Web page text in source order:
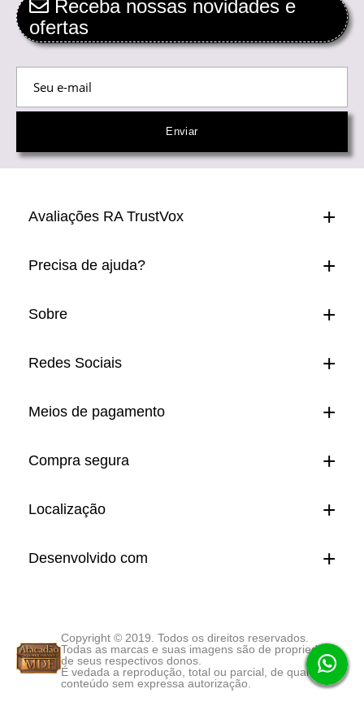
Receba nossas novidades e
ofertas
Avaliações RA TrustVox
Precisa de ajuda?
Sobre
Redes Sociais
Meios de pagamento
Compra segura
Localização
Desenvolvido com
Copyright © 2019. Todos os direitos reservados.
Todas as marcas e suas imagens são de propriedade
de seus respectivos donos.
É vedada a reprodução, total ou parcial, de qualquer
conteúdo sem expressa autorização.